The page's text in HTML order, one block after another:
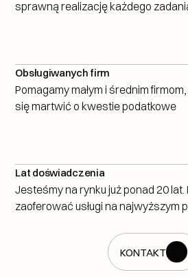
sprawną realizację każdego
0+
Obsługiwanych firm
Pomagamy małym i średnim
się martwić o kwestie podatkowe
0+
Lat doświadczenia
Jesteśmy na rynku już ponad 20
zaoferować usługi na najwyższym
KONTAKT
KONTAKT